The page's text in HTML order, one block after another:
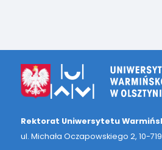
Rektorat Uniwersytetu
ul. Michała Oczapowskiego 2, 10-